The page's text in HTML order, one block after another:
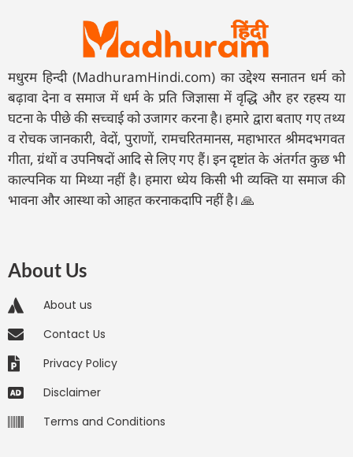
मधुरम हिन्दी (MadhuramHindi.com) का उद्देश्य सनातन धर्म को
बढ़ावा देना व समाज में धर्म के प्रति जिज्ञासा में वृद्धि और हर रहस्य या
घटना के पीछे की सच्चाई को उजागर करना है। हमारे द्वारा बताए गए तथ्य
व रोचक जानकारी, वेदों, पुराणों, रामचरितमानस, महाभारत श्रीमदभगवत
गीता, ग्रंथों व उपनिषदों आदि से लिए गए हैं। इन दृष्टांत के अंतर्गत कुछ भी
काल्पनिक या मिथ्या नहीं है। हमारा ध्येय किसी भी व्यक्ति या समाज की
भावना और आस्था को आहत करनाकदापि नहीं है। 🙏
About Us
About us
Contact Us
Privacy Policy
Disclaimer
Terms and Conditions